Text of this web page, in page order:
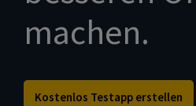
machen.
Kostenlos Testapp erstellen